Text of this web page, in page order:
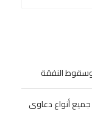
النفقة
أنواع دعاوى